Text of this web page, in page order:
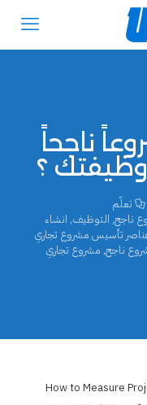
ناجحاً
وظيفتك ؟
تعلّم
ناجح, التوظيف, انشاء
تأسيس مشروع تجاري
ناجح, مشروع تجاري